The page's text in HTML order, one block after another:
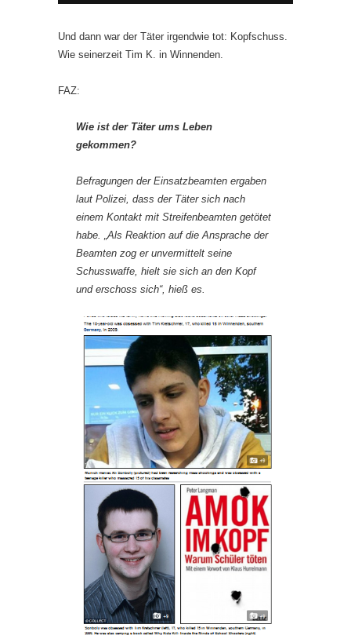
Und dann war der Täter irgendwie tot: Kopfschuss.
Wie seinerzeit Tim K. in Winnenden.
FAZ:
Wie ist der Täter ums Leben
gekommen?
Befragungen der Einsatzbeamten ergaben
laut Polizei, dass der Täter sich nach
einem Kontakt mit Streifenbeamten getötet
habe. „Als Reaktion auf die Ansprache der
Beamten zog er unvermittelt seine
Schusswaffe, hielt sie sich an den Kopf
und erschoss sich“, hieß es.